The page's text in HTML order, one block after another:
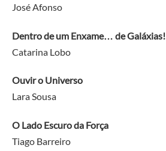
José Afonso
Dentro de um Enxame… de Galáxias!
Catarina Lobo
Ouvir o Universo
Lara Sousa
O Lado Escuro da Força
Tiago Barreiro